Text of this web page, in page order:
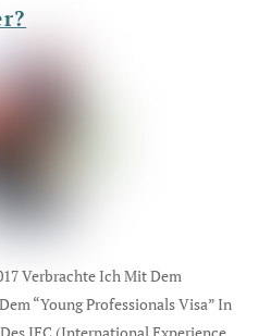
Verbrachte Ich Mit Dem
“Young Professionals Visa” In